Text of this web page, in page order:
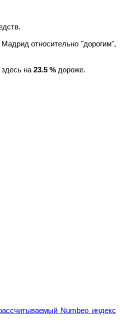
относительно "дорогим",
на23.5 % дороже.
Numbeo индекс